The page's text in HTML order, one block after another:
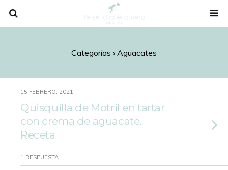
Categorías › Aguacates
15 FEBRERO, 2021
Quisquilla de Motril en tartar
con crema de aguacate.
Receta
1 RESPUESTA